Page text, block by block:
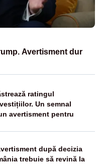
Avertisment dur
ratingul
Un semnal
avertisment pentru
după decizia
trebuie să revină la